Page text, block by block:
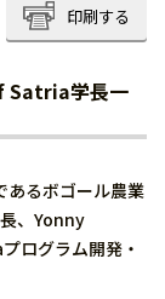
印刷する
Satria学長一
あるボゴール農業
、Yonny
ログラム開発・